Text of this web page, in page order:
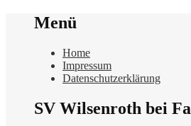
Menü
Home
Impressum
Datenschutzerklärung
SV Wilsenroth bei